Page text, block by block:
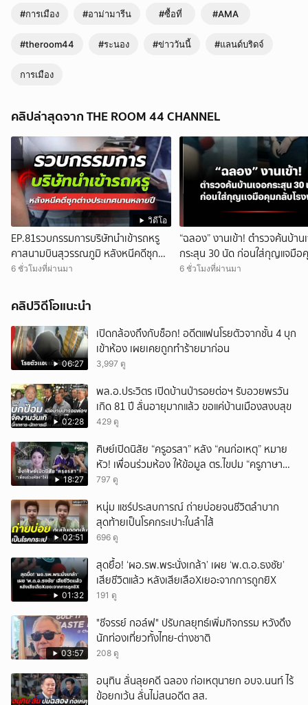
#การเมือง #อาม่ามารีน #ซื้อที่ #AMA
#theroom44 #ระนอง #ข่าววันนี้ #แลนด์บริดจ์
การเมือง
คลิปล่าสุดจาก THE ROOM 44 CHANNEL
วิดีโอ
EP.81รวบกรรมการบริษัทนำเข้ารถหรู
คาสนามบินสุวรรณภูมิ หลังหนีคดีซุก
ต่างประเทศนานหลายปี
6 ชั่วโมงที่ผ่านมา
“ฉลอง” งานเข้า! ตำรวจค้นบ้าน
กระสุน 30 นัด ก่อนใส่กุญแจมือ
โรงพัก
6 ชั่วโมงที่ผ่านมา
คลิปวิดีโอแนะนำ
06:27
เปิดกล้องถึงกับช็อก! อดีตแฟนโรยตัวจากชั้น 4 บุก
เข้าห้อง เผยเคยถูกทำร้ายมาก่อน
3,997 ดู
02:28
พล.อ.ประวิตร เปิดบ้านป่ารอยต่อฯ รับอวยพรวัน
เกิด 81 ปี ลั่นอายุมากแล้ว ขอแค่บ้านเมืองสงบสุข
429 ดู
18:27
ศิษย์เปิดนิสัย “ครูอรสา” หลัง “คนก่อเหตุ” หมาย
หัว! เพื่อนร่วมห้อง ให้ข้อมูล ตร.ไขปม “ครูภาษา
ไทย”!
797 ดู
02:51
หนุ่ม แชร์ประสบการณ์ ถ่ายบ่อยจนชีวิตลำบาก
สุดท้ายเป็นโรคกระเปาะในลำไส้
696 ดู
01:32
สุดยื้อ! ‘ผอ.รพ.พระนั่งเกล้า’ เผย ‘พ.ต.อ.ธงชัย’
เสียชีวิตแล้ว หลังเสียเลือXเยอะจากการถูกยิX
191 ดู
03:57
"ชีจรรย์ กอล์ฟ" ปรับกลยุทธ์เพิ่มกิจกรรม หวังดึง
นักท่องเที่ยวทั้งไทย-ต่างชาติ
208 ดู
อนุทิน ลั่นลุยคดี ฉลอง ก่อเหตุนายก อบจ.นนท์ ไร้
ข้อยกเว้น ลั่นไม่สนอดีต สส.